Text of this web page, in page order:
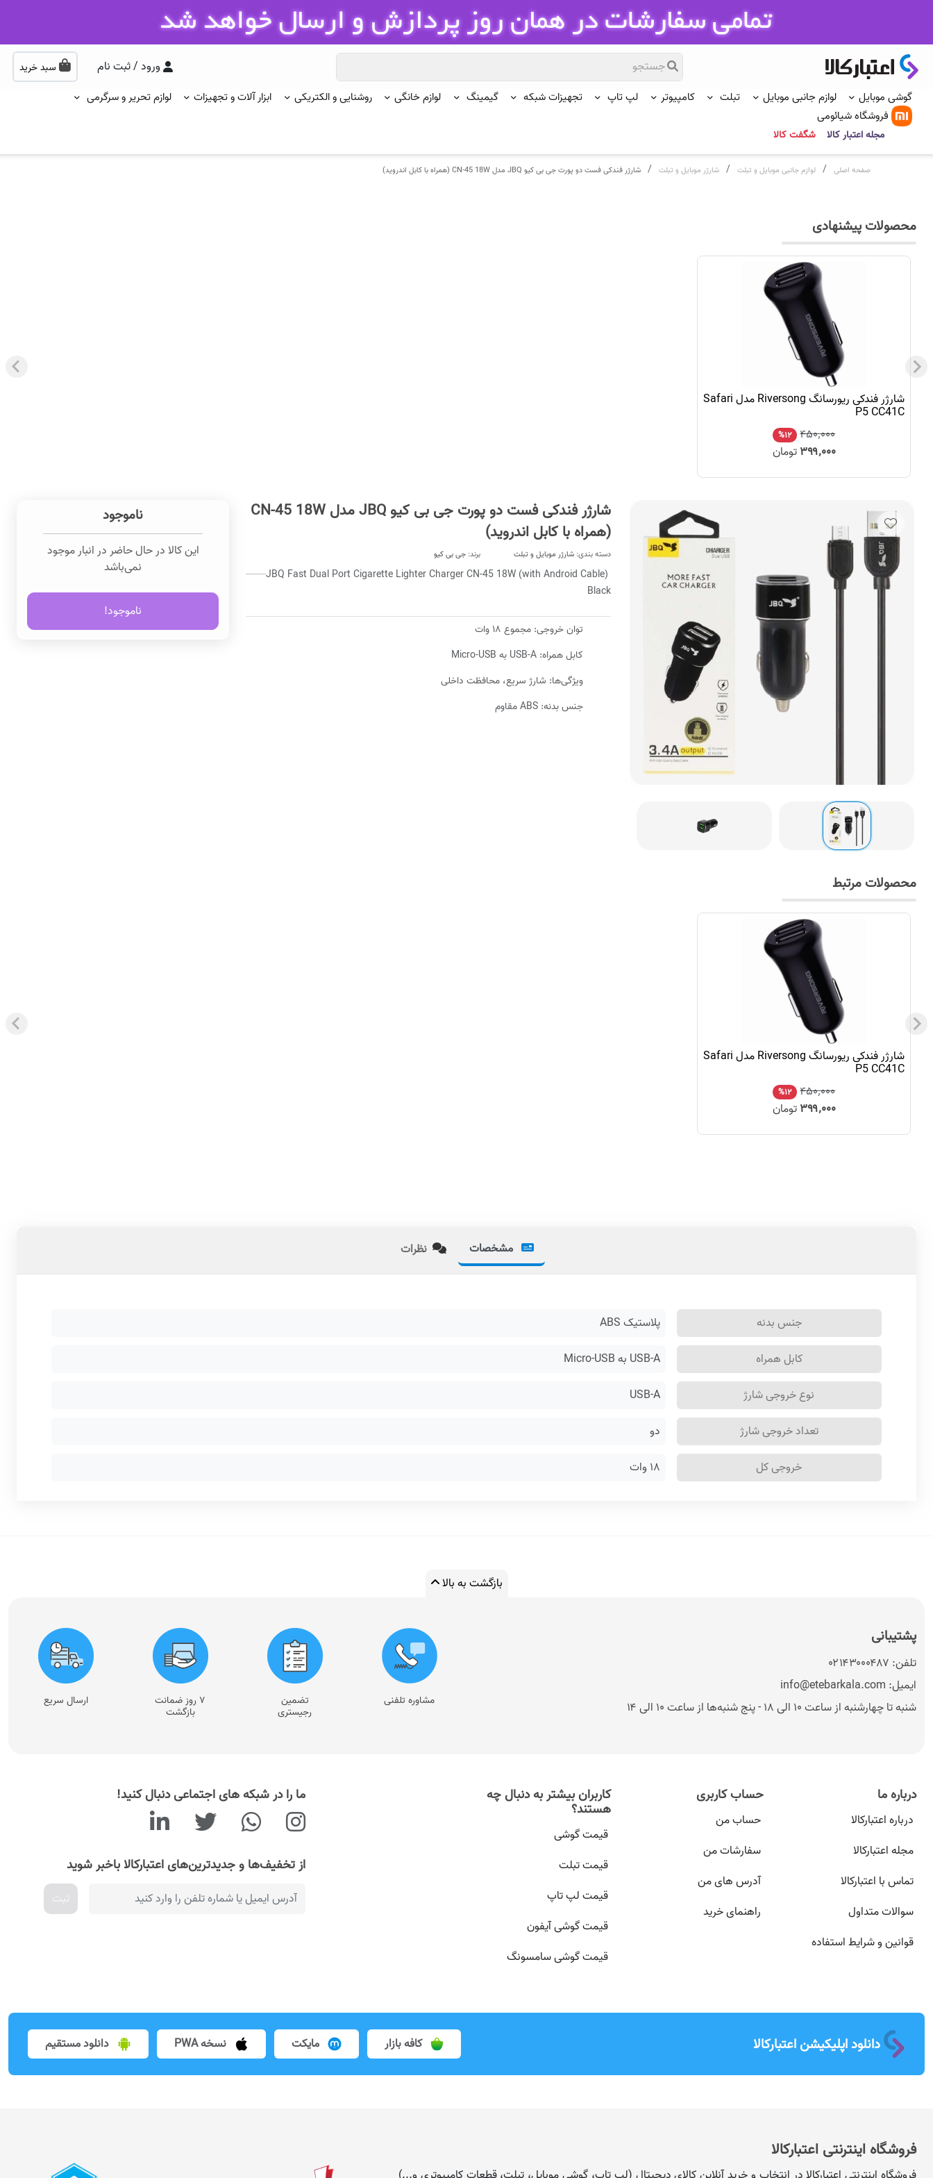
ورود / ثبت نام سبد خرید
گوشی موبایل لوازم جانبی موبایل تبلت کامپیوتر لپ تاپ تجهیزات شبکه گیمینگ لوازم خانگی روشنایی و الکتریکی ابزار آلات و تجهیزات
لوازم تحریر و سرگرمی
فروشگاه شیائومی
مجله اعتبار کالا شگفت کالا
صفحه اصلی / لوازم جانبی موبایل و تبلت / شارژر موبایل و تبلت / شارژر فندکی فست دو پورت جی بی کیو JBQ مدل CN-45 18W (همراه با کابل اندروید)
محصولات پیشنهادی
شارژر فندکی ریورسانگ Riversong مدل Safari
P5 CC41C
۴۵۰٬۰۰۰
%۱۲
۳۹۹٬۰۰۰ تومان
شارژر فندکی فست دو پورت جی بی کیو JBQ مدل CN-45 18W
(همراه با کابل اندروید)
دسته بندی: شارژر موبایل و تبلت برند: جی بی کیو
JBQ Fast Dual Port Cigarette Lighter Charger CN-45 18W (with Android Cable)
Black
توان خروجی: مجموع ۱۸ وات
کابل همراه: USB-A به Micro-USB
ویژگی‌ها: شارژ سریع، محافظت داخلی
جنس بدنه: ABS مقاوم
ناموجود
این کالا در حال حاضر در انبار موجود
نمی‌باشد
ناموجود!
محصولات مرتبط
شارژر فندکی ریورسانگ Riversong مدل Safari
P5 CC41C
۴۵۰٬۰۰۰
%۱۲
۳۹۹٬۰۰۰ تومان
مشخصات نظرات
جنس بدنه
پلاستیک ABS
کابل همراه
USB-A به Micro-USB
نوع خروجی شارژ
USB-A
تعداد خروجی شارژ
دو
خروجی کل
۱۸ وات
بازگشت به بالا
پشتیبانی
تلفن: ۰۲۱۴۳۰۰۰۴۸۷
ایمیل: info@etebarkala.com
شنبه تا چهارشنبه از ساعت ۱۰ الی ۱۸ - پنج شنبه‌ها از ساعت ۱۰ الی ۱۴
مشاوره تلفنی تضمین
رجیستری
۷ روز ضمانت
بازگشت
ارسال سریع
درباره ما
درباره اعتبارکالا
مجله اعتبارکالا
تماس با اعتبارکالا
سوالات متداول
قوانین و شرایط استفاده
حساب کاربری
حساب من
سفارشات من
آدرس های من
راهنمای خرید
کاربران بیشتر به دنبال چه
هستند؟
قیمت گوشی
قیمت تبلت
قیمت لپ تاپ
قیمت گوشی آیفون
قیمت گوشی سامسونگ
ما را در شبکه های اجتماعی دنبال کنید!
از تخفیف‌ها و جدیدترین‌های اعتبارکالا باخبر شوید
ثبت
دانلود اپلیکیشن اعتبارکالا کافه بازار مایکت نسخه PWA دانلود مستقیم
فروشگاه اینترنتی اعتبارکالا